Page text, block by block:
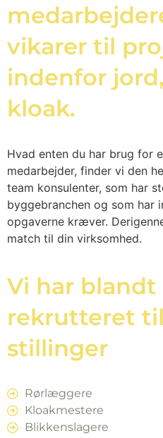
vikarer til
indenfor
kloak.
Hvad enten du har brug
medarbejder, finder vi den
team konsulenter, som har
byggebranchen og som har
opgaverne kræver.
match til din virksomhed.
Vi har
rekrutteret
stillinger
Rørlæggere
Kloakmestere
Blikkenslagere